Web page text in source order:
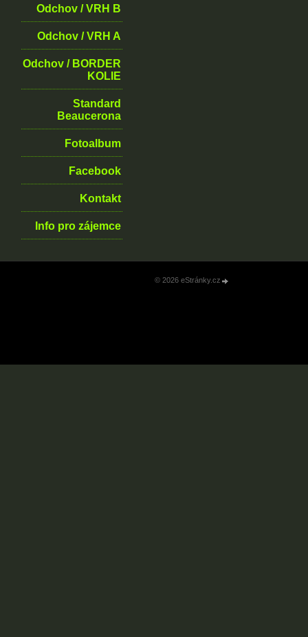
Odchov / VRH B
Odchov / VRH A
Odchov / BORDER
KOLIE
Standard
Beaucerona
Fotoalbum
Facebook
Kontakt
Info pro zájemce
© 2026 eStránky.cz